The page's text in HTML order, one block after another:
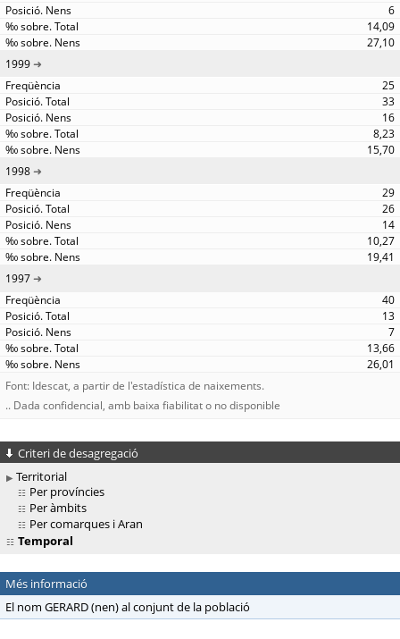
6
14,09
27,10
1999
25
33
16
8,23
15,70
1998
29
26
14
10,27
19,41
1997
40
13
7
13,66
26,01
Font: Idescat, a partir de l'estadística de naixements.
.. Dada confidencial, amb baixa fiabilitat o no disponible
Criteri de desagregació
Territorial
Per províncies
Per àmbits
Per comarques i Aran
Temporal
Més informació
El nom GERARD (nen) al conjunt de la població